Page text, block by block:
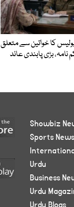
کا خواتین سے متعلق
نامہ، بڑی پابندی عائد
Showbiz
Sports
Urdu
Business
Urdu